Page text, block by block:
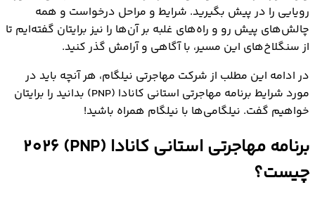
رویایی را در پیش بگیرید. شرایط و مراحل درخواست و همه
چالش‌های پیش رو و راه‌های غلبه بر آن‌ها را نیز برایتان گفته‌ایم تا
از سنگلاخ‌های این مسیر، با آگاهی و آرامش گذر کنید.
در ادامه این مطلب از شرکت مهاجرتی نیلگام، هر آنچه باید در
مورد شرایط برنامه مهاجرتی استانی کانادا (PNP) بدانید را برایتان
خواهیم گفت. نیلگامی‌ها با نیلگام همراه باشید!
برنامه مهاجرتی استانی کانادا (PNP) 2026
چیست؟